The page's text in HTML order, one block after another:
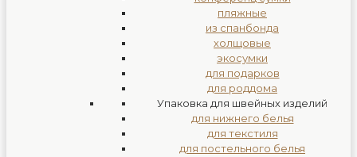
пляжные
из спанбонда
холщовые
экосумки
для подарков
для роддома
Упаковка для швейных изделий
для нижнего белья
для текстиля
для постельного белья